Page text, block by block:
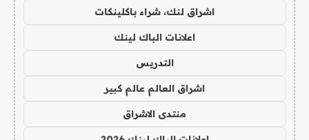
اشراق لنك، شراء باكلينكات
اعلانات الباك لينك
التدريس
اشراق العالم عالم كبير
منتدى الاشراق